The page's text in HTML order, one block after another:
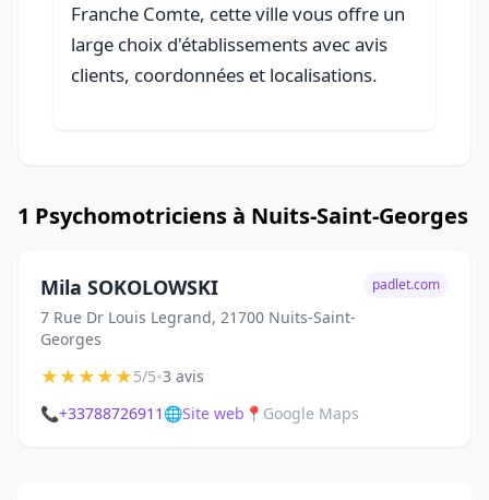
Franche Comte, cette ville vous offre un
large choix d'établissements avec avis
clients, coordonnées et localisations.
1 Psychomotriciens à Nuits-Saint-Georges
Mila SOKOLOWSKI
7 Rue Dr Louis Legrand, 21700 Nuits-Saint-
Georges
padlet.com
★★★★★5/5•3 avis
📞+33788726911 🌐Site web 📍 Google Maps